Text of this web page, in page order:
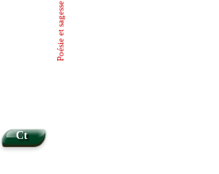
Ct
Poésie et sagesse